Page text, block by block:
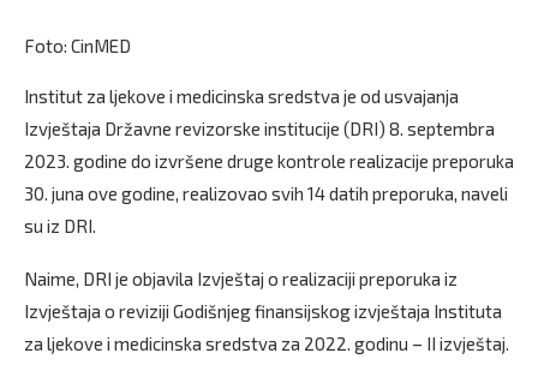
Foto: CinMED
Institut za ljekove i medicinska sredstva je od usvajanja
Izvještaja Državne revizorske institucije (DRI) 8. septembra
2023. godine do izvršene druge kontrole realizacije preporuka
30. juna ove godine, realizovao svih 14 datih preporuka, naveli
su iz DRI.
Naime, DRI je objavila Izvještaj o realizaciji preporuka iz
Izvještaja o reviziji Godišnjeg finansijskog izvještaja Instituta
za ljekove i medicinska sredstva za 2022. godinu – II izvještaj.